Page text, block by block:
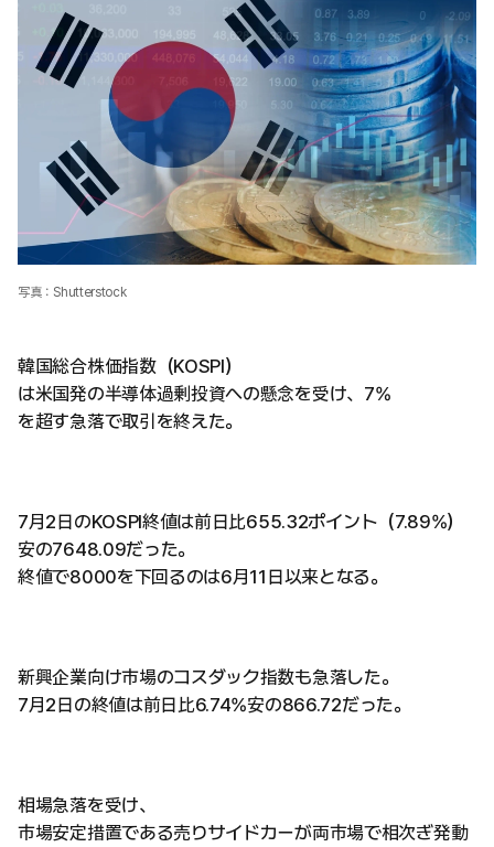
写真：Shutterstock
韓国総合株価指数（KOSPI）
は米国発の半導体過剰投資への懸念を受け、7%
を超す急落で取引を終えた。
7月2日のKOSPI終値は前日比655.32ポイント（7.89%）
安の7648.09だった。
終値で8000を下回るのは6月11日以来となる。
新興企業向け市場のコスダック指数も急落した。
7月2日の終値は前日比6.74%安の866.72だった。
相場急落を受け、
市場安定措置である売りサイドカーが両市場で相次ぎ発動